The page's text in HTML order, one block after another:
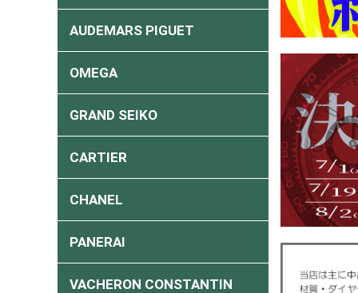
AUDEMARS PIGUET
OMEGA
GRAND SEIKO
CARTIER
CHANEL
PANERAI
VACHERON CONSTANTIN